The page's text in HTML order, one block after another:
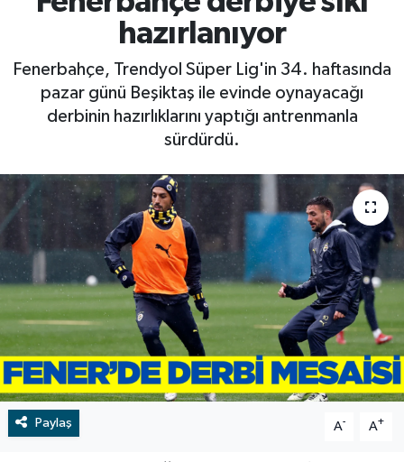
hazırlanıyor
Fenerbahçe, Trendyol Süper Lig'in 34. haftasında
pazar günü Beşiktaş ile evinde oynayacağı
derbinin hazırlıklarını yaptığı antrenmanla
sürdürdü.
Paylaş A- A+
RESMİ İLAN
BİLİM VE TEKNOLOJİ
RESMİ İLAN
Yaşam
Tarih
Dünya
İletişim
Künye
SPOR
Vefat